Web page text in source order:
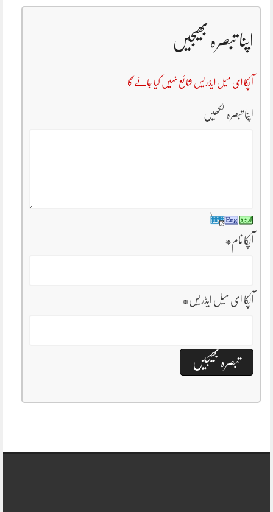
اپنا تبصرہ بھیجیں
آپکا ای میل ایڈریس شائع نہیں کیا جائے گا
اپنا تبصرہ لکھیں
آپکا نام*
آپکا ای میل ایڈریس*